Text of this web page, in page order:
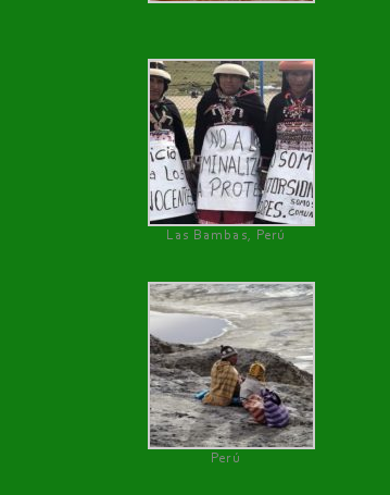
Las Bambas, Perú
Perú